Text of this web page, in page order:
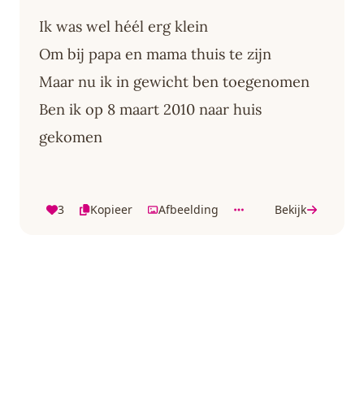
Ik was wel héél erg klein
Om bij papa en mama thuis te zijn
Maar nu ik in gewicht ben toegenomen
Ben ik op 8 maart 2010 naar huis
gekomen
3 Kopieer Afbeelding Bekijk